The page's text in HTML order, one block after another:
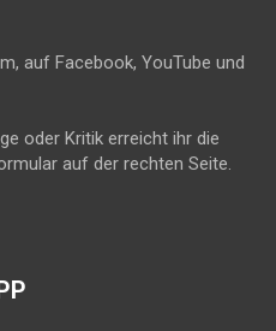
auf Facebook, YouTube und
oder Kritik erreicht ihr die
auf der rechten Seite.